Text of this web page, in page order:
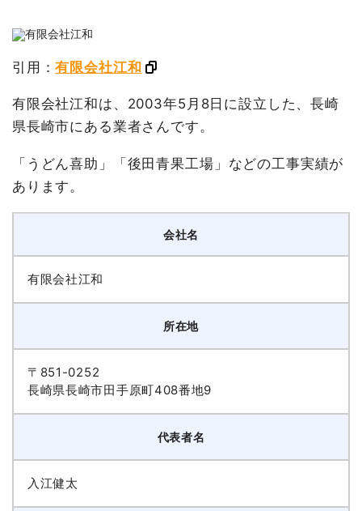
引用：有限会社江和
有限会社江和は、2003年5月8日に設立した、長崎
県長崎市にある業者さんです。
「うどん喜助」「後田青果工場」などの工事実績が
あります。
会社名
有限会社江和
所在地
〒851-0252
長崎県長崎市田手原町408番地9
代表者名
入江健太